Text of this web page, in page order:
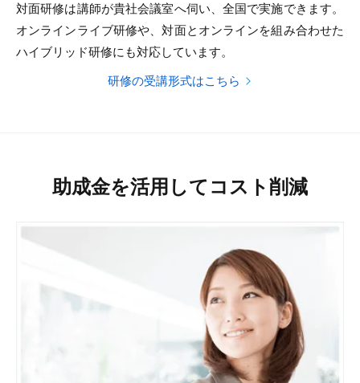
対面研修は講師が貴社会議室へ伺い、全国で実施できます。
オンラインライブ研修や、対面とオンラインを組み合わせた
ハイブリッド研修にも対応しています。
研修の受講形式はこちら
助成金を活用してコスト削減